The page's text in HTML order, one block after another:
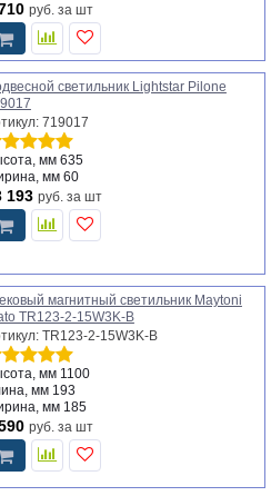
руб. за шт
светильник Lightstar Pilone
719017
мм 635
мм 60
193 руб. за шт
магнитный светильник Maytoni
TR123-2-15W3K-B
TR123-2-15W3K-B
мм 1100
мм 193
мм 185
руб. за шт